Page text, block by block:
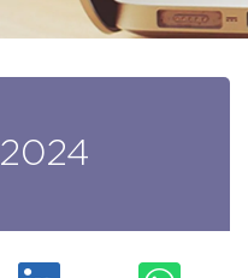
2024